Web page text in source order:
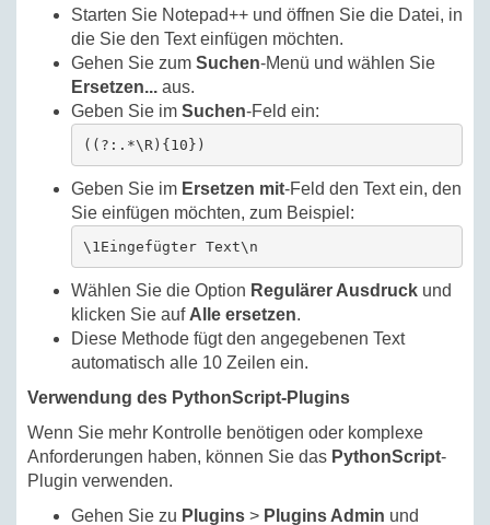
Starten Sie Notepad++ und öffnen Sie die Datei, in
die Sie den Text einfügen möchten.
Gehen Sie zum Suchen-Menü und wählen Sie
Ersetzen... aus.
Geben Sie im Suchen-Feld ein:
((?:.*\R){10})
Geben Sie im Ersetzen mit-Feld den Text ein, den
Sie einfügen möchten, zum Beispiel:
\1Eingefügter Text\n
Wählen Sie die Option Regulärer Ausdruck und
klicken Sie auf Alle ersetzen.
Diese Methode fügt den angegebenen Text
automatisch alle 10 Zeilen ein.
Verwendung des PythonScript-Plugins
Wenn Sie mehr Kontrolle benötigen oder komplexe
Anforderungen haben, können Sie das PythonScript-
Plugin verwenden.
Gehen Sie zu Plugins > Plugins Admin und